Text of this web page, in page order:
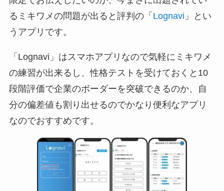
るミキワメの問題が出ると評判の「 Lognavi 」とい
うアプリです。
「Lognavi」はスマホアプリなので気軽にミキワメ
の練習が出来るし、性格テストを受けておくと10
段階評価で企業のボーダーを突破できるのか、自
分の偏差値も割り出せるのでかなり便利なアプリ
なのでおすすめです。